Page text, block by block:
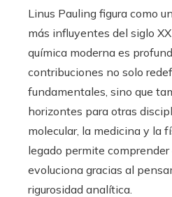
Linus Pauling figura como
más influyentes del siglo
química moderna es
contribuciones no solo
fundamentales, sino que
horizontes para otras
molecular, la medicina y la
legado permite
evoluciona gracias al
rigurosidad analítica.